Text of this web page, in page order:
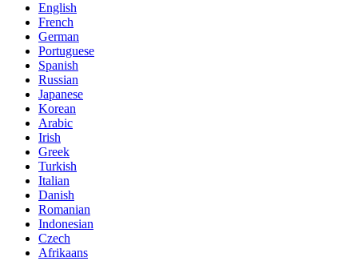
English
French
German
Portuguese
Spanish
Russian
Japanese
Korean
Arabic
Irish
Greek
Turkish
Italian
Danish
Romanian
Indonesian
Czech
Afrikaans